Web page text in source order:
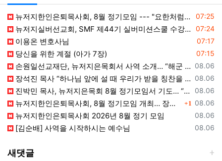
등록일
07:25
뉴저지한인은퇴목사회, 8월 정기모임 --- "요한처럼 예수님만 높이며 살자"
등록일
07:24
뉴저지실버선교회, SMF 제44기 실버미션스쿨 수강생 모집
등록일
07:17
이용온 변호사님
등록일
07:15
당신을 위한 계절 (아가 7장)
등록일
08.06
손원일선교재단, 뉴저지은목회서 사역 소개… “해군 함정마다 예배 공동체 세우는 일에 기도와 협력을”
등록일
08.06
장석진 목사 “하나님 앞에 설 때 우리가 받을 칭찬을 생각하라”
등록일
08.06
진박민 목사, 뉴저지은목회 8월 정기모임서 기도… “은목회 모든 순서 위에 하나님의 영광 나타나게 하소서”
등록일
08.06
뉴저지한인은퇴목사회, 8월 정기모임 개최… 장석진 목사 “우리가 받을 칭찬은?” 설교 댓글
1
등록일
08.06
뉴저지한인은퇴목사회 2026년 8월 정기 모임
등록일
08.06
[김순배] 사역을 시작하시는 예수님
새댓글